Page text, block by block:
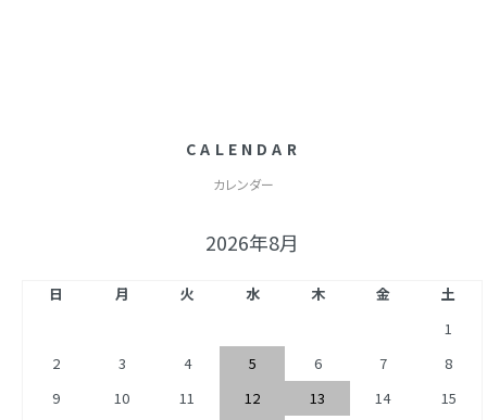
CALENDAR
カレンダー
2026年8月
日 月 火 水 木 金
土
1
2
3 4 5 6 7
8
9
10 11 12 13 14
15